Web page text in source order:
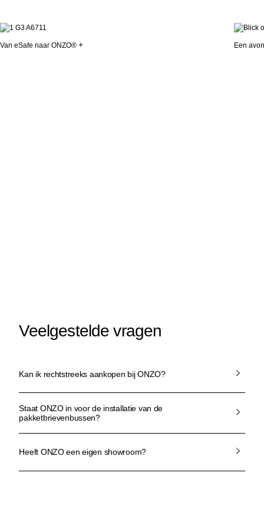
Van eSafe naar ONZO® Een
Veelgestelde vragen
Kan ik rechtstreeks aankopen bij ONZO?
Staat ONZO in voor de installatie van de
pakketbrievenbussen?
Heeft ONZO een eigen showroom?